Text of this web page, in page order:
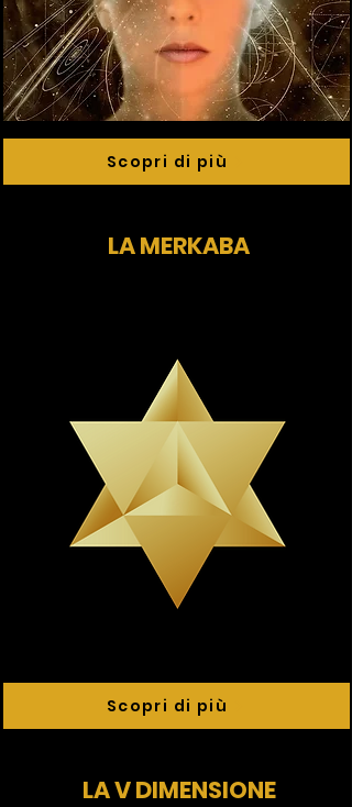
Scopri di più
LA MERKABA
Scopri di più
LA V DIMENSIONE